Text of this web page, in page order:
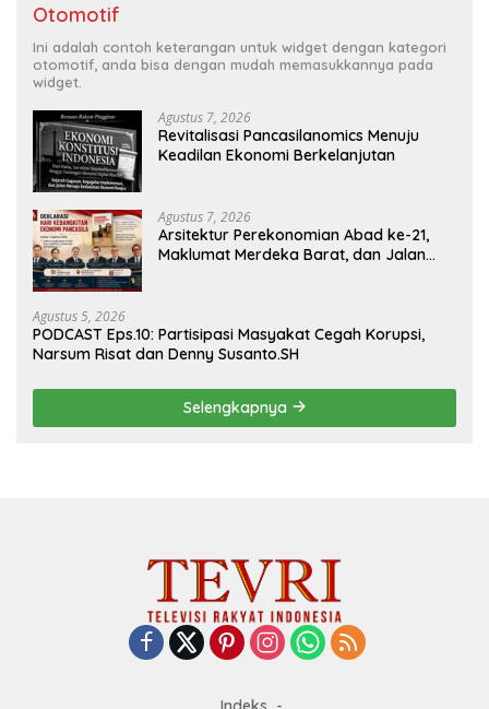
Otomotif
Ini adalah contoh keterangan untuk widget dengan kategori
otomotif, anda bisa dengan mudah memasukkannya pada
widget.
Agustus 7, 2026
Revitalisasi Pancasilanomics Menuju
Keadilan Ekonomi Berkelanjutan
Agustus 7, 2026
Arsitektur Perekonomian Abad ke-21,
Maklumat Merdeka Barat, dan Jalan
Agustus 5, 2026
PODCAST Eps.10: Partisipasi Masyakat Cegah Korupsi,
Narsum Risat dan Denny Susanto.SH
Selengkapnya